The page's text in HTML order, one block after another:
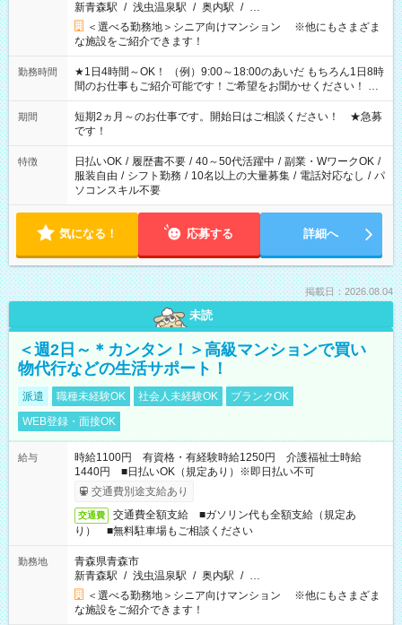
新青森駅 / 浅虫温泉駅 / 奥内駅 / …
＜選べる勤務地＞シニア向けマンション ※他にもさまざま
な施設をご紹介できます！
勤務時間
★1日4時間～OK！ （例）9:00～18:00のあいだ もちろん1日8時
間のお仕事もご紹介可能です！ご希望をお聞かせください！ ★
家庭の都合でお休みが必要な場合も遠慮なくご相談ください。
※週最低15時間以上の勤務が必要です
期間
短期2ヵ月～のお仕事です。開始日はご相談ください！ ★急募
です！
特徴 日払いOK / 履歴書不要 / 40～50代活躍中 / 副業・WワークOK /
服装自由 / シフト勤務 / 10名以上の大量募集 / 電話対応なし / パ
ソコンスキル不要
気になる！ 応募する 詳細へ
掲載日：2026.08.04
未読
＜週2日～＊カンタン！＞高級マンションで買い
物代行などの生活サポート！
派遣 職種未経験OK 社会人未経験OK
ブランクOK
WEB登録・面接OK
給与
時給1100円 有資格・有経験時給1250円 介護福祉士時給
1440円 ■日払いOK（規定あり）※即日払い不可
交通費別途支給あり
交通費
交通費全額支給 ■ガソリン代も全額支給（規定あ
り） ■無料駐車場もご相談ください
勤務地
青森県青森市
新青森駅 / 浅虫温泉駅 / 奥内駅 / …
＜選べる勤務地＞シニア向けマンション ※他にもさまざま
な施設をご紹介できます！